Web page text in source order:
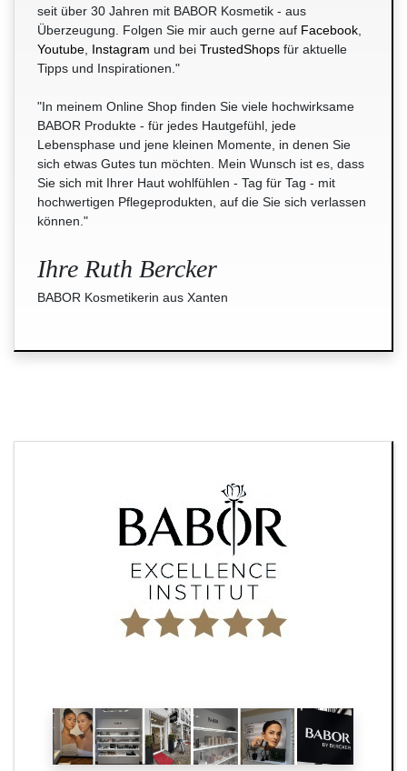
seit über 30 Jahren mit BABOR Kosmetik - aus
Überzeugung. Folgen Sie mir auch gerne auf Facebook
Youtube Instagram und bei TrustedShops für aktuelle
Tipps und Inspirationen."
"In meinem Online Shop finden Sie viele hochwirksame
BABOR Produkte - für jedes Hautgefühl, jede
Lebensphase und jene kleinen Momente, in denen Sie
sich etwas Gutes tun möchten. Mein Wunsch ist es, dass
Sie sich mit Ihrer Haut wohlfühlen - Tag für Tag - mit
hochwertigen Pflegeprodukten, auf die Sie sich verlassen
können."
Ihre Ruth Bercker
BABOR Kosmetikerin aus Xanten